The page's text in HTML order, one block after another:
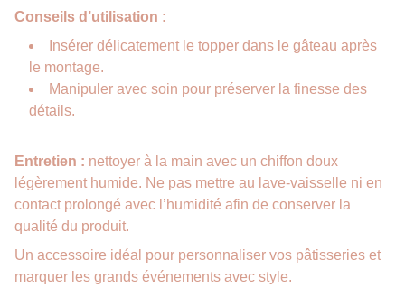
Conseils d’utilisation :
Insérer délicatement le topper dans le gâteau après
le montage.
Manipuler avec soin pour préserver la finesse des
détails.
Entretien : nettoyer à la main avec un chiffon doux
légèrement humide. Ne pas mettre au lave-vaisselle ni en
contact prolongé avec l’humidité afin de conserver la
qualité du produit.
Un accessoire idéal pour personnaliser vos pâtisseries et
marquer les grands événements avec style.